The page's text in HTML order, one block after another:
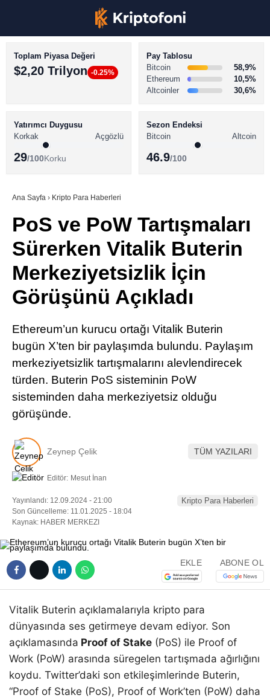
Youtube
TikTok
Pinterest
Telegram
BİTCOİN HABERLERİ
ALTCOİN HABERLERİ
SÖZLÜK
Toplam Piyasa Değeri
$2,20 Trilyon -0.25%
Pay Tablosu
Bitcoin
58,9%
Ethereum
10,5%
Altcoinler
30,6%
Yatırımcı Duygusu
Korkak
Açgözlü
29/100Korku
Sezon Endeksi
Bitcoin
Altcoin
46.9/100
Ana Sayfa › Kripto Para Haberleri
PoS ve PoW Tartışmaları
Sürerken Vitalik Buterin
Merkeziyetsizlik İçin
Görüşünü Açıkladı
Ethereum’un kurucu ortağı Vitalik Buterin
bugün X’ten bir paylaşımda bulundu. Paylaşım
merkeziyetsizlik tartışmalarını alevlendirecek
türden. Buterin PoS sisteminin PoW
sisteminden daha merkeziyetsiz olduğu
görüşünde.
Zeynep Çelik TÜM YAZILARI
Editör: Mesut İnan
Yayınlandı: 12.09.2024 - 21:00
Son Güncelleme: 11.01.2025 - 18:04
Kaynak: HABER MERKEZI
Kripto Para Haberleri
EKLE ABONE OL
Vitalik Buterin açıklamalarıyla kripto para
dünyasında ses getirmeye devam ediyor. Son
açıklamasında Proof of Stake (PoS) ile Proof of
Work (PoW) arasında süregelen tartışmada ağırlığını
koydu. Twitter’daki son etkileşimlerinde Buterin,
“Proof of Stake (PoS), Proof of Work’ten (PoW) daha